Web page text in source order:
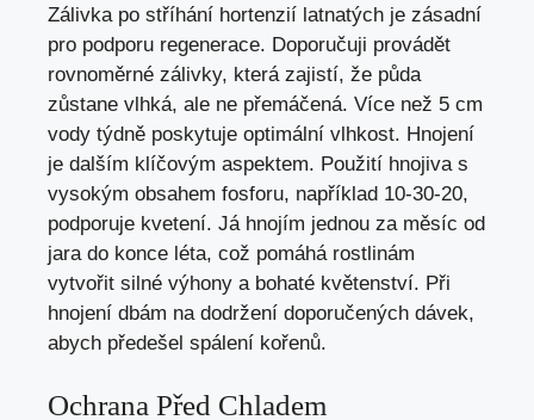
Zálivka po stříhání hortenzií latnatých je zásadní
pro podporu regenerace. Doporučuji provádět
rovnoměrné zálivky, která zajistí, že půda
zůstane vlhká, ale ne přemáčená. Více než 5 cm
vody týdně poskytuje optimální vlhkost. Hnojení
je dalším klíčovým aspektem. Použití hnojiva s
vysokým obsahem fosforu, například 10-30-20,
podporuje kvetení. Já hnojím jednou za měsíc od
jara do konce léta, což pomáhá rostlinám
vytvořit silné výhony a bohaté květenství. Při
hnojení dbám na dodržení doporučených dávek,
abych předešel spálení kořenů.
Ochrana Před Chladem